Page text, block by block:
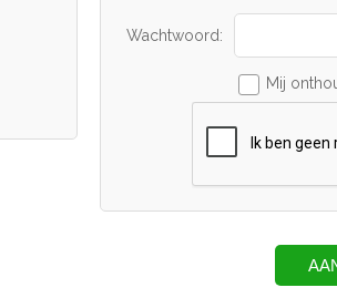
Wachtwoord:
Mij